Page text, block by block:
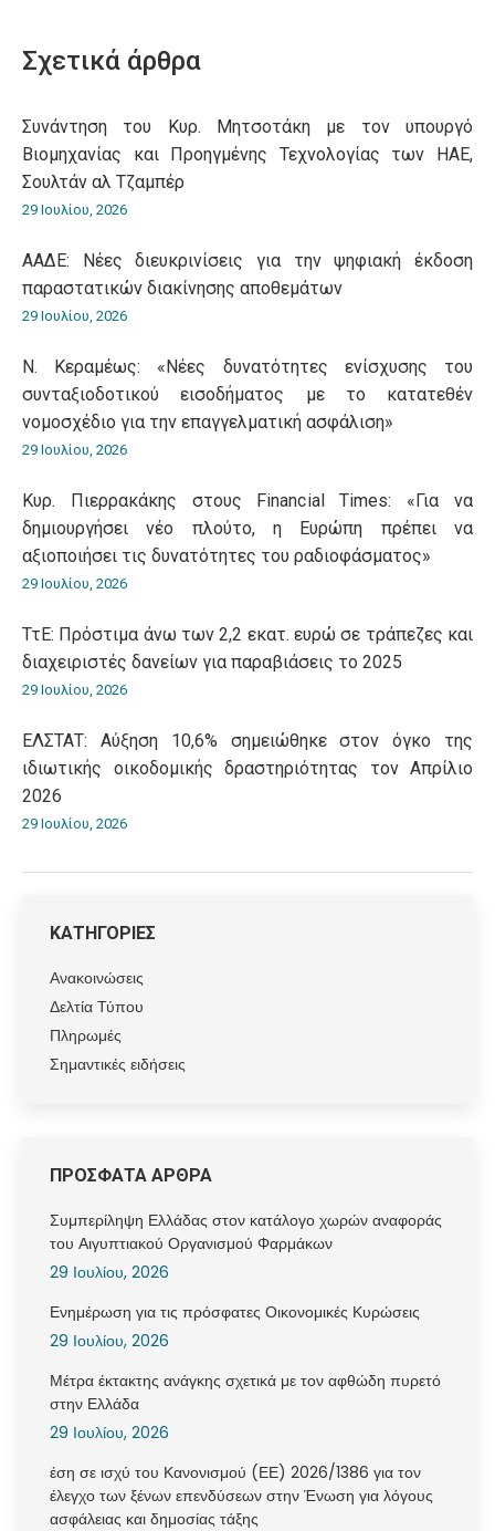
Σχετικά άρθρα
Συνάντηση του Κυρ. Μητσοτάκη με τον υπουργό
Βιομηχανίας και Προηγμένης Τεχνολογίας των ΗΑΕ,
Σουλτάν αλ Τζαμπέρ
29 Ιουλίου, 2026
ΑΑΔΕ: Νέες διευκρινίσεις για την ψηφιακή έκδοση
παραστατικών διακίνησης αποθεμάτων
29 Ιουλίου, 2026
Ν. Κεραμέως: «Νέες δυνατότητες ενίσχυσης του
συνταξιοδοτικού εισοδήματος με το κατατεθέν
νομοσχέδιο για την επαγγελματική ασφάλιση»
29 Ιουλίου, 2026
Κυρ. Πιερρακάκης στους Financial Times: «Για να
δημιουργήσει νέο πλούτο, η Ευρώπη πρέπει να
αξιοποιήσει τις δυνατότητες του ραδιοφάσματος»
29 Ιουλίου, 2026
ΤτΕ: Πρόστιμα άνω των 2,2 εκατ. ευρώ σε τράπεζες και
διαχειριστές δανείων για παραβιάσεις το 2025
29 Ιουλίου, 2026
ΕΛΣΤΑΤ: Αύξηση 10,6% σημειώθηκε στον όγκο της
ιδιωτικής οικοδομικής δραστηριότητας τον Απρίλιο
2026
29 Ιουλίου, 2026
ΚΑΤΗΓΟΡΙΕΣ
Ανακοινώσεις
Δελτία Τύπου
Πληρωμές
Σημαντικές ειδήσεις
ΠΡΟΣΦΑΤΑ ΑΡΘΡΑ
Συμπερίληψη Ελλάδας στον κατάλογο χωρών αναφοράς
του Αιγυπτιακού Οργανισμού Φαρμάκων
29 Ιουλίου, 2026
Ενημέρωση για τις πρόσφατες Οικονομικές Κυρώσεις
29 Ιουλίου, 2026
Μέτρα έκτακτης ανάγκης σχετικά με τον αφθώδη πυρετό
στην Ελλάδα
29 Ιουλίου, 2026
έση σε ισχύ του Κανονισμού (ΕΕ) 2026/1386 για τον
έλεγχο των ξένων επενδύσεων στην Ένωση για λόγους
ασφάλειας και δημοσίας τάξης